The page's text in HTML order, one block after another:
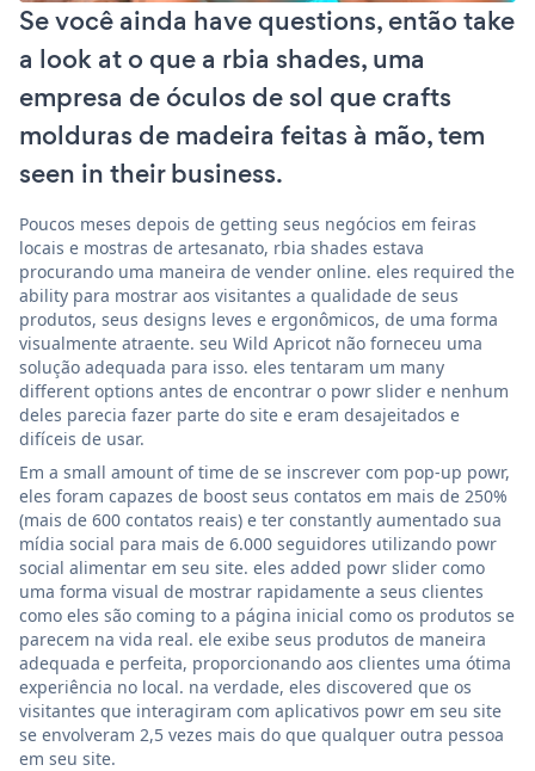
Se você ainda have questions, então take
a look at o que a rbia shades, uma
empresa de óculos de sol que crafts
molduras de madeira feitas à mão, tem
seen in their business.
Poucos meses depois de getting seus negócios em feiras
locais e mostras de artesanato, rbia shades estava
procurando uma maneira de vender online. eles required the
ability para mostrar aos visitantes a qualidade de seus
produtos, seus designs leves e ergonômicos, de uma forma
visualmente atraente. seu Wild Apricot não forneceu uma
solução adequada para isso. eles tentaram um many
different options antes de encontrar o powr slider e nenhum
deles parecia fazer parte do site e eram desajeitados e
difíceis de usar.
Em a small amount of time de se inscrever com pop-up powr,
eles foram capazes de boost seus contatos em mais de 250%
(mais de 600 contatos reais) e ter constantly aumentado sua
mídia social para mais de 6.000 seguidores utilizando powr
social alimentar em seu site. eles added powr slider como
uma forma visual de mostrar rapidamente a seus clientes
como eles são coming to a página inicial como os produtos se
parecem na vida real. ele exibe seus produtos de maneira
adequada e perfeita, proporcionando aos clientes uma ótima
experiência no local. na verdade, eles discovered que os
visitantes que interagiram com aplicativos powr em seu site
se envolveram 2,5 vezes mais do que qualquer outra pessoa
em seu site.